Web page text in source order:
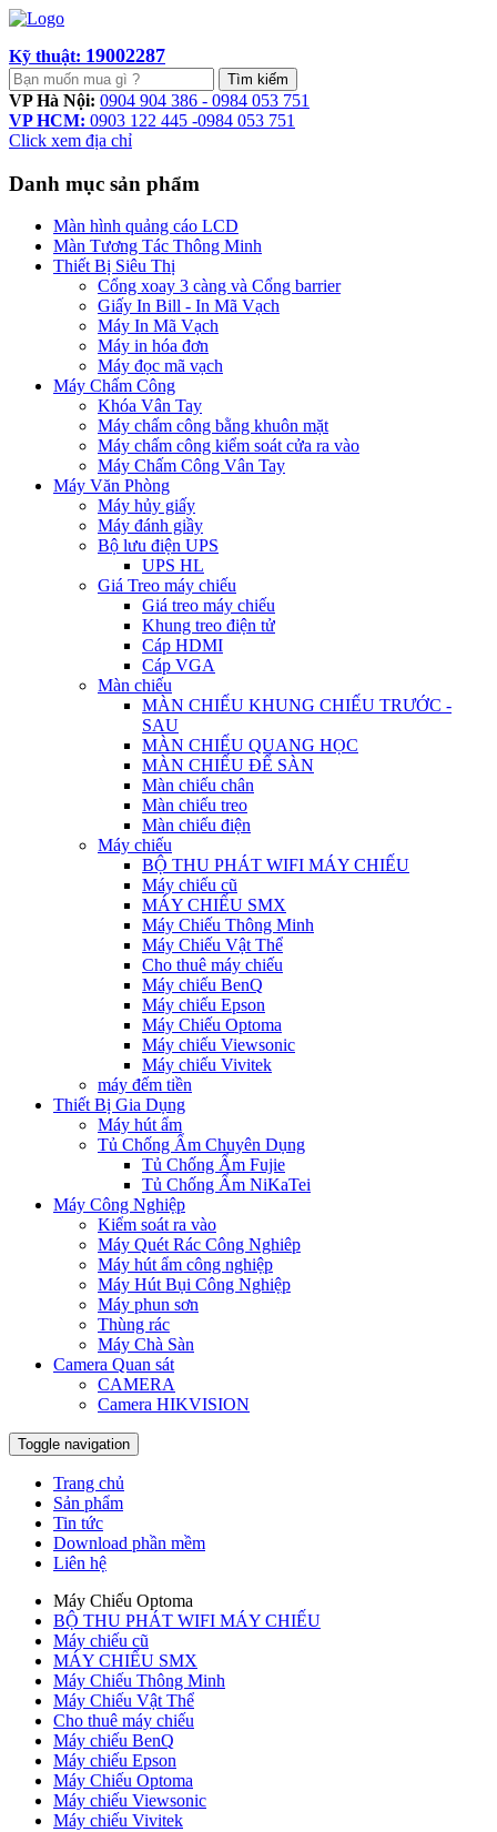
Kỹ thuật: 19002287
Tìm kiếm
VP Hà Nội: 0904 904 386 - 0984 053 751
VP HCM: 0903 122 445 -0984 053 751
Click xem địa chỉ
Danh mục sản phẩm
Màn hình quảng cáo LCD
Màn Tương Tác Thông Minh
Thiết Bị Siêu Thị
Cổng xoay 3 càng và Cổng barrier
Giấy In Bill - In Mã Vạch
Máy In Mã Vạch
Máy in hóa đơn
Máy đọc mã vạch
Máy Chấm Công
Khóa Vân Tay
Máy chấm công bằng khuôn mặt
Máy chấm công kiểm soát cửa ra vào
Máy Chấm Công Vân Tay
Máy Văn Phòng
Máy hủy giấy
Máy đánh giầy
Bộ lưu điện UPS
UPS HL
Giá Treo máy chiếu
Giá treo máy chiếu
Khung treo điện tử
Cáp HDMI
Cáp VGA
Màn chiếu
MÀN CHIẾU KHUNG CHIẾU TRƯỚC -
SAU
MÀN CHIẾU QUANG HỌC
MÀN CHIẾU ĐỂ SÀN
Màn chiếu chân
Màn chiếu treo
Màn chiếu điện
Máy chiếu
BỘ THU PHÁT WIFI MÁY CHIẾU
Máy chiếu cũ
MÁY CHIẾU SMX
Máy Chiếu Thông Minh
Máy Chiếu Vật Thể
Cho thuê máy chiếu
Máy chiếu BenQ
Máy chiếu Epson
Máy Chiếu Optoma
Máy chiếu Viewsonic
Máy chiếu Vivitek
máy đếm tiền
Thiết Bị Gia Dụng
Máy hút ẩm
Tủ Chống Ẩm Chuyên Dụng
Tủ Chống Ẩm Fujie
Tủ Chống Ẩm NiKaTei
Máy Công Nghiệp
Kiểm soát ra vào
Máy Quét Rác Công Nghiêp
Máy hút ẩm công nghiệp
Máy Hút Bụi Công Nghiệp
Máy phun sơn
Thùng rác
Máy Chà Sàn
Camera Quan sát
CAMERA
Camera HIKVISION
Toggle navigation
Trang chủ
Sản phẩm
Tin tức
Download phần mềm
Liên hệ
Máy Chiếu Optoma
BỘ THU PHÁT WIFI MÁY CHIẾU
Máy chiếu cũ
MÁY CHIẾU SMX
Máy Chiếu Thông Minh
Máy Chiếu Vật Thể
Cho thuê máy chiếu
Máy chiếu BenQ
Máy chiếu Epson
Máy Chiếu Optoma
Máy chiếu Viewsonic
Máy chiếu Vivitek